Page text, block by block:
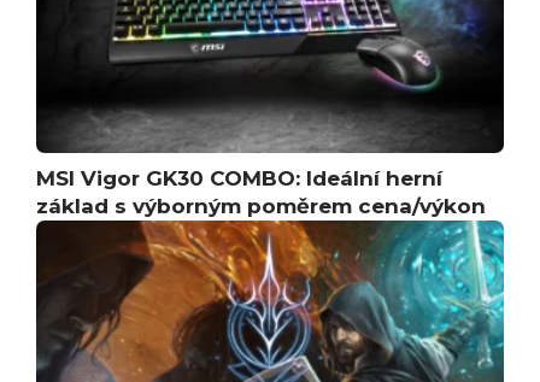
MSI Vigor GK30 COMBO: Ideální herní
základ s výborným poměrem cena/výkon